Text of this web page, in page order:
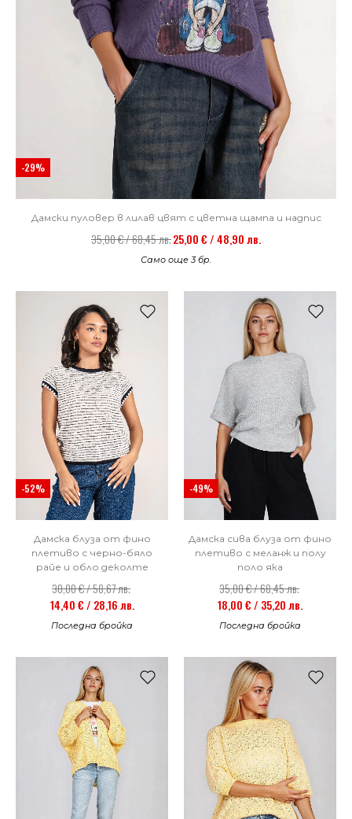
-29%
Дамски пуловер в лилав цвят с цветна щампа и надпис
35,00 € / 68,45 лв.25,00 € / 48,90 лв.
Само още 3 бр.
-52%
Дамска блуза от фино
плетиво с черно-бяло
райе и обло деколте
30,00 € / 58,67 лв.
14,40 € / 28,16 лв.
Последна бройка
-49%
Дамска сива блуза от фино
плетиво с меланж и полу
поло яка
35,00 € / 68,45 лв.
18,00 € / 35,20 лв.
Последна бройка